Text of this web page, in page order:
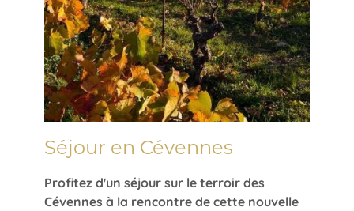
Séjour en Cévennes
Profitez d'un séjour sur le terroir des
Cévennes à la rencontre de cette nouvelle